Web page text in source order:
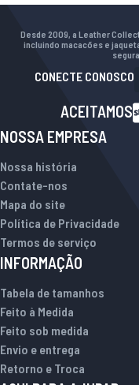
Desde 2009, a Leather
incluindo macacões e
CONECTE CONOSCO
ACEITAMOS
NOSSA EMPRESA
Nossa história
Contate-nos
Mapa do site
Política de Privacidade
Termos de serviço
INFORMAÇÃO
Tabela de tamanhos
Feito à Medida
Feito sob medida
Envio e entrega
Retorno e Troca